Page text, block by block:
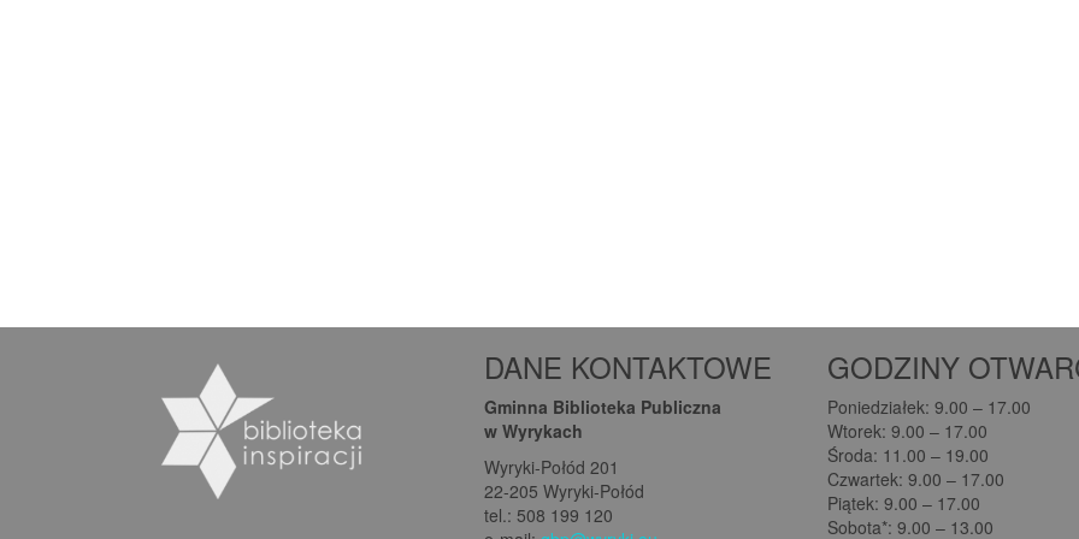
DANE KONTAKTOWE
Gminna Biblioteka Publiczna
w Wyrykach
Wyryki-Połód 201
22-205 Wyryki-Połód
tel.: 508 199 120
GODZINY
Poniedziałek: 9.00 – 17.00
Wtorek: 9.00 – 17.00
Środa: 11.00 – 19.00
Czwartek: 9.00 – 17.00
Piątek: 9.00 – 17.00
Sobota*: 9.00 – 13.00